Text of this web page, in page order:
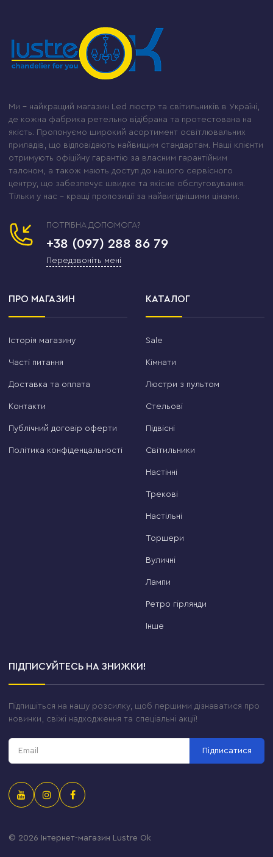
Ми – найкращий магазин Led люстр та світильників в Україні,
де кожна фабрика ретельно відібрана та протестована на
якість. Пропонуємо широкий асортимент освітлювальних
приладів, що відповідають найвищим стандартам. Наші клієнти
отримують офіційну гарантію за власним гарантійним
талоном, а також мають доступ до нашого сервісного
центру, що забезпечує швидке та якісне обслуговування.
Тільки у нас – кращі пропозиції за найвигіднішими цінами.
ПОТРІБНА ДОПОМОГА?
+38 (097) 288 86 79
Передзвоніть мені
ПРО МАГАЗИН
Історія магазину
Часті питання
Доставка та оплата
Контакти
Публічний договір оферти
Політика конфіденцальності
КАТАЛОГ
Sale
Кімнати
Люстри з пультом
Стельові
Підвісні
Світильники
Настінні
Трекові
Настільні
Торшери
Вуличні
Лампи
Ретро гірлянди
Інше
ПІДПИСУЙТЕСЬ НА ЗНИЖКИ!
Підпишіться на нашу розсилку, щоб першими дізнаватися про
новинки, свіжі надходження та спеціальні акції!
Підписатися
© 2026 Інтернет-магазин Lustre Ok